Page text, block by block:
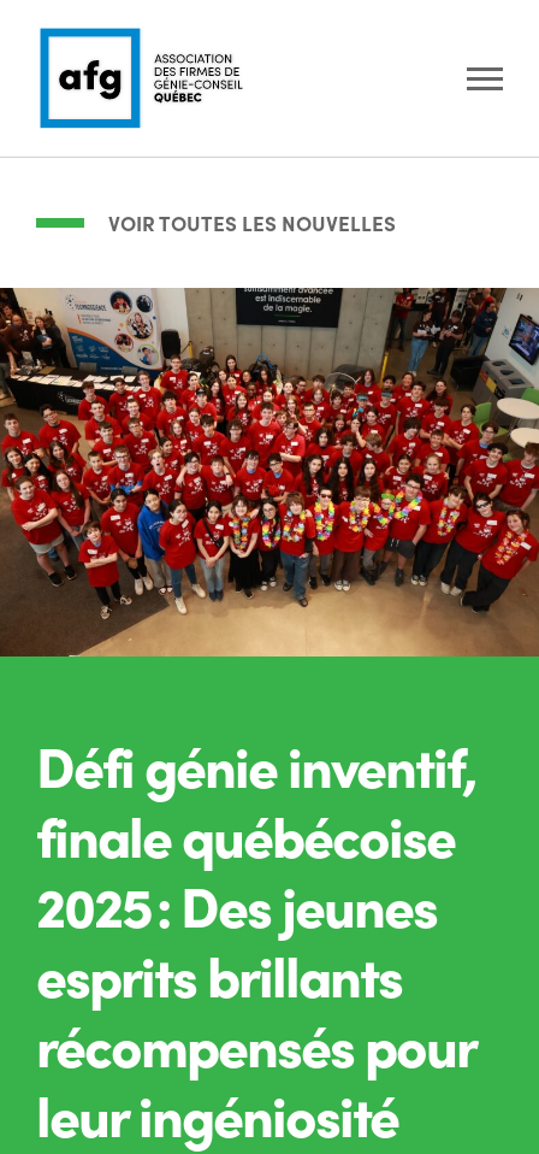
VOIR TOUTES LES NOUVELLES
Défi génie inventif,
finale québécoise
2025 : Des jeunes
esprits brillants
récompensés pour
leur ingéniosité